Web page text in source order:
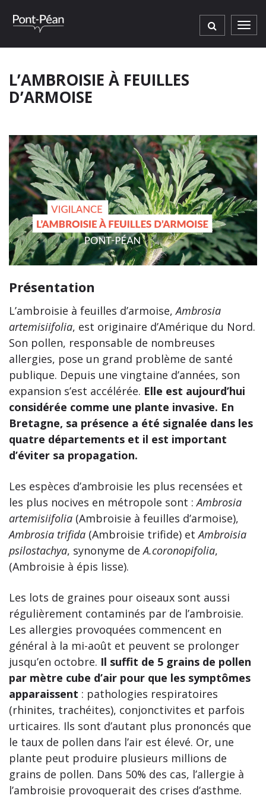
L’AMBROISIE À FEUILLES
D’ARMOISE
Présentation
L’ambroisie à feuilles d’armoise,Ambrosia
artemisiifolia, est originaire d’Amérique du Nord.
Son pollen, responsable de nombreuses
allergies, pose un grand problème de santé
publique. Depuis une vingtaine d’années, son
expansion s’est accélérée. Elle est aujourd’hui
considérée comme une plante invasive. En
Bretagne, sa présence a été signalée dans les
quatre départements et il est important
d’éviter sa propagation.
Les espèces d’ambroisie les plus recensées et
les plus nocives en métropole sont :Ambrosia
artemisiifolia (Ambroisie à feuilles d’armoise),
Ambrosia trifida (Ambroisie trifide) etAmbroisia
psilostachya, synonyme deA.coronopifolia,
(Ambroisie à épis lisse).
Les lots de graines pour oiseaux sont aussi
régulièrement contaminés par de l’ambroisie.
Les allergies provoquées commencent en
général à la mi-août et peuvent se prolonger
jusqu’en octobre. Il suffit de 5 grains de pollen
par mètre cube d’air pour que les symptômes
apparaissent : pathologies respiratoires
(rhinites, trachéites), conjonctivites et parfois
urticaires. Ils sont d’autant plus prononcés que
le taux de pollen dans l’air est élevé. Or, une
plante peut produire plusieurs millions de
grains de pollen. Dans 50% des cas, l’allergie à
l’ambroisie provoquerait des crises d’asthme.